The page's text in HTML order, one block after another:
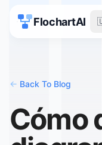
FlochartAI
<- Back To Blog
Cómo